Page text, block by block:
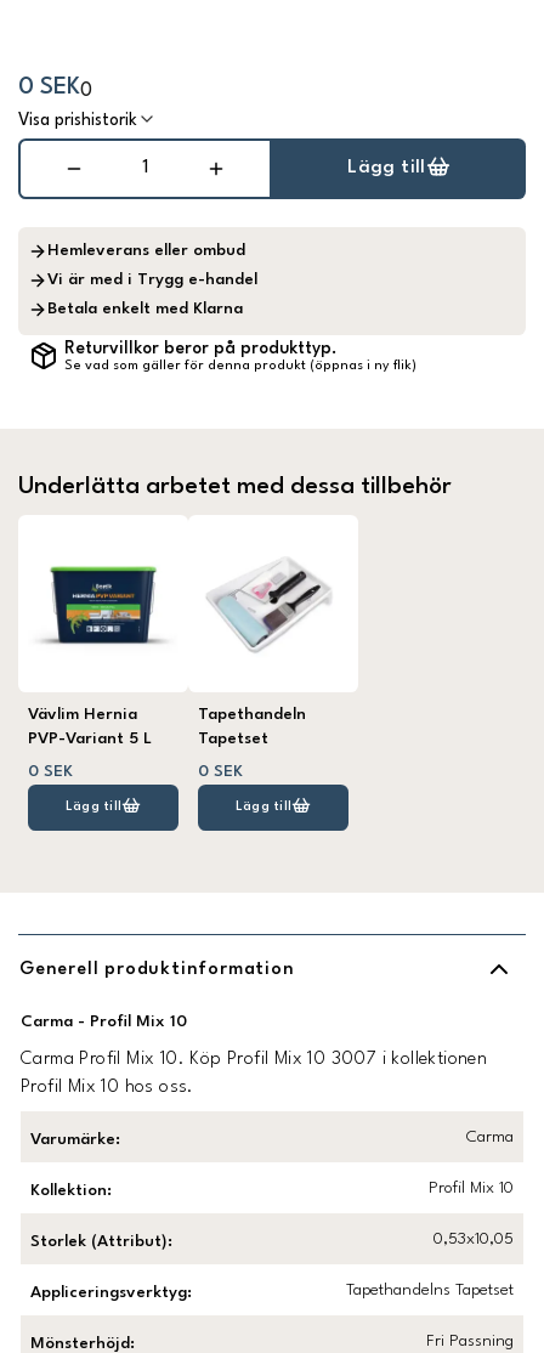
0 SEK0
Visa prishistorik
Lägg till
Hemleverans eller ombud
Vi är med i Trygg e-handel
Betala enkelt med Klarna
Returvillkor beror på produkttyp.
Se vad som gäller för denna produkt (öppnas i ny flik)
Underlätta arbetet med dessa tillbehör
Vävlim Hernia
PVP-Variant 5 L
0 SEK
Lägg till
Tapethandeln
Tapetset
0 SEK
Lägg till
Generell produktinformation
Carma - Profil Mix 10
Carma Profil Mix 10. Köp Profil Mix 10 3007 i kollektionen
Profil Mix 10 hos oss.
Varumärke: Carma
Kollektion: Profil Mix 10
Storlek (Attribut): 0,53x10,05
Appliceringsverktyg: Tapethandelns Tapetset
Mönsterhöjd : Fri Passning